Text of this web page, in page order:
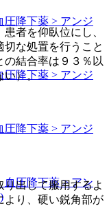
圧降下薬 > アンジ
圧降下薬 > アンジ
圧降下薬 > アンジ
血圧降下薬 > アン
者を仰臥位にし、
な処置を行うこと
の結合率は９３％以
い）。
出して服用するよ
より、硬い鋭角部が